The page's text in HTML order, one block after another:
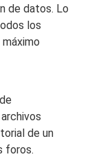
de datos. Lo
los
de un
foros.